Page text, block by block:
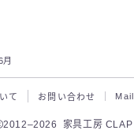
月
て お問い合わせ Mail
2012–2026 家具工房 CLAP